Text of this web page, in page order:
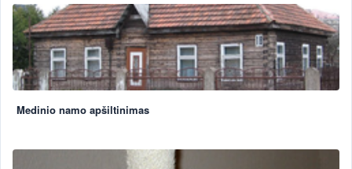
Medinio namo apšiltinimas